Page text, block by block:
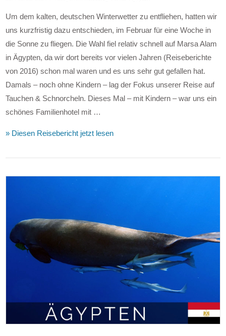
Um dem kalten, deutschen Winterwetter zu entfliehen, hatten wir
uns kurzfristig dazu entschieden, im Februar für eine Woche in
die Sonne zu fliegen. Die Wahl fiel relativ schnell auf Marsa Alam
in Ägypten, da wir dort bereits vor vielen Jahren (Reiseberichte
von 2016) schon mal waren und es uns sehr gut gefallen hat.
Damals – noch ohne Kindern – lag der Fokus unserer Reise auf
Tauchen & Schnorcheln. Dieses Mal – mit Kindern – war uns ein
schönes Familienhotel mit …
» Diesen Reisebericht jetzt lesen